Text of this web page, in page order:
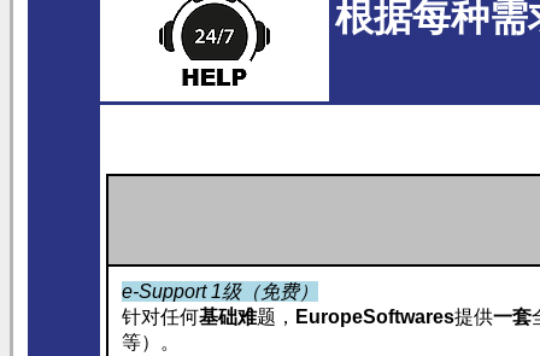
根据每种
e-Support 1级（免费）
针对任何基础难题， EuropeSoftwares提供一套
等）。